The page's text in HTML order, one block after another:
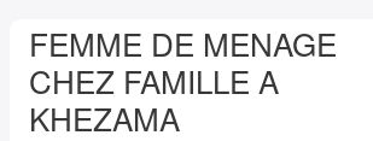
FEMME DE MENAGE
CHEZ FAMILLE A
KHEZAMA